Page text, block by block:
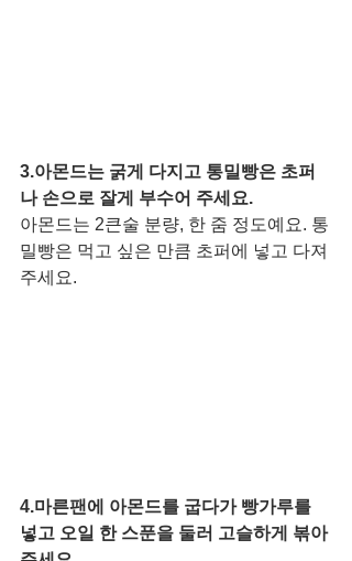
3.아몬드는 굵게 다지고 통밀빵은 초퍼
나 손으로 잘게 부수어 주세요.
아몬드는 2큰술 분량, 한 줌 정도예요. 통
밀빵은 먹고 싶은 만큼 초퍼에 넣고 다져
주세요.
4.마른팬에 아몬드를 굽다가 빵가루를
넣고 오일 한 스푼을 둘러 고슬하게 볶아